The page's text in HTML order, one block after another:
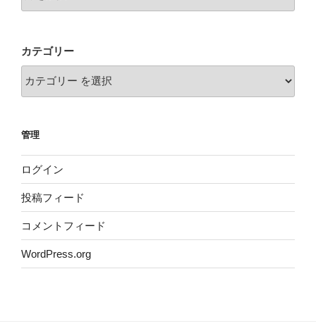
カテゴリー
管理
ログイン
投稿フィード
コメントフィード
WordPress.org